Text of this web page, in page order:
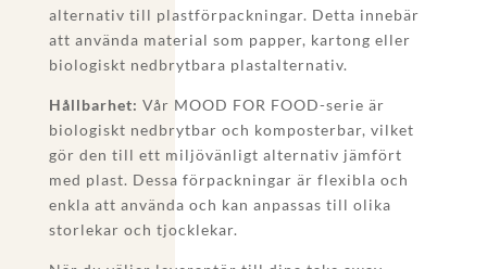
alternativ till plastförpackningar. Detta innebär
att använda material som papper, kartong eller
biologiskt nedbrytbara plastalternativ.
Hållbarhet: Vår MOOD FOR FOOD-serie är
biologiskt nedbrytbar och komposterbar, vilket
gör den till ett miljövänligt alternativ jämfört
med plast. Dessa förpackningar är flexibla och
enkla att använda och kan anpassas till olika
storlekar och tjocklekar.